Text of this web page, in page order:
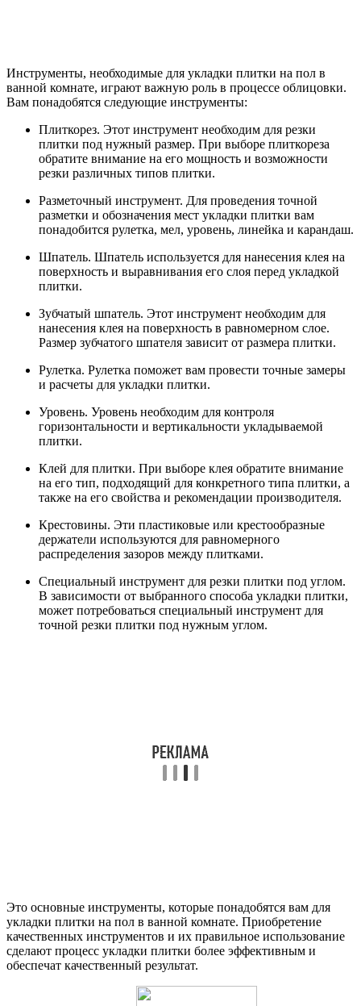
Инструменты, необходимые для укладки плитки на пол в
ванной комнате, играют важную роль в процессе облицовки.
Вам понадобятся следующие инструменты:
Плиткорез. Этот инструмент необходим для резки
плитки под нужный размер. При выборе плиткореза
обратите внимание на его мощность и возможности
резки различных типов плитки.
Разметочный инструмент. Для проведения точной
разметки и обозначения мест укладки плитки вам
понадобится рулетка, мел, уровень, линейка и карандаш.
Шпатель. Шпатель используется для нанесения клея на
поверхность и выравнивания его слоя перед укладкой
плитки.
Зубчатый шпатель. Этот инструмент необходим для
нанесения клея на поверхность в равномерном слое.
Размер зубчатого шпателя зависит от размера плитки.
Рулетка. Рулетка поможет вам провести точные замеры
и расчеты для укладки плитки.
Уровень. Уровень необходим для контроля
горизонтальности и вертикальности укладываемой
плитки.
Клей для плитки. При выборе клея обратите внимание
на его тип, подходящий для конкретного типа плитки, а
также на его свойства и рекомендации производителя.
Крестовины. Эти пластиковые или крестообразные
держатели используются для равномерного
распределения зазоров между плитками.
Специальный инструмент для резки плитки под углом.
В зависимости от выбранного способа укладки плитки,
может потребоваться специальный инструмент для
точной резки плитки под нужным углом.
Это основные инструменты, которые понадобятся вам для
укладки плитки на пол в ванной комнате. Приобретение
качественных инструментов и их правильное использование
сделают процесс укладки плитки более эффективным и
обеспечат качественный результат.